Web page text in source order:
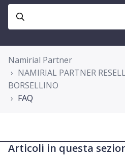
Namirial Partner
NAMIRIAL PARTNER
BORSELLINO
FAQ
Articoli in questa